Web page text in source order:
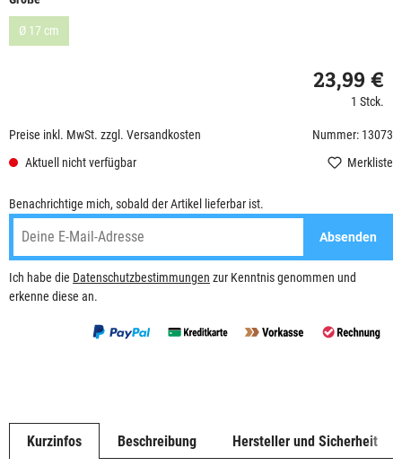
Ø 17 cm
23,99 €
1 Stck.
Preise inkl. MwSt. zzgl. Versandkosten
Nummer: 13073
Aktuell nicht verfügbar
Merkliste
Benachrichtige mich, sobald der Artikel lieferbar ist.
Absenden
Ich habe die Datenschutzbestimmungen zur Kenntnis genommen und
erkenne diese an.
Kurzinfos Beschreibung Hersteller und Sicherheit